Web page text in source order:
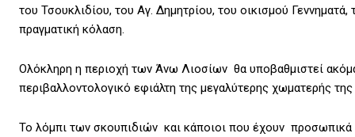
του Τσουκλιδίου, του Αγ. Δημητρίου, του οικισμού
πραγματική κόλαση.
Ολόκληρη η περιοχή των Άνω Λιοσίων θα υποβαθμιστεί
περιβαλλοντολογικό εφιάλτη της μεγαλύτερης χωματερής
Το λόμπι των σκουπιδιών και κάποιοι που έχουν προσωπικά